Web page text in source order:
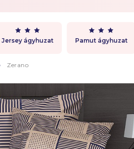
Jersey ágyhuzat Pamut ágyhuzat
Zerano